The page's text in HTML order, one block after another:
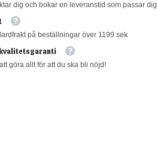
dig och bokar en leveranstid som passar dig
på beställningar över 1199 sek
göra allt för att du ska bli nöjd!